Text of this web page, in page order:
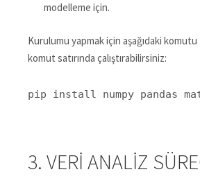
modelleme için.
Kurulumu yapmak için aşağıdaki
komut satırında çalıştırabilirsiniz:
pip install numpy pandas
3. VERI ANALIZ